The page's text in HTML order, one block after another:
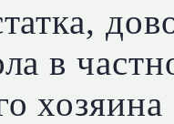
в